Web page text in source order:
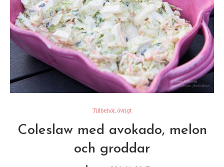
Tillbehör, övrigt
Coleslaw med avokado, melon
och groddar